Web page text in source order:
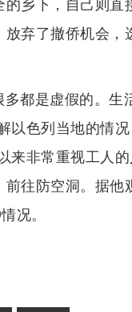
乡下，自己则直
弃了撤侨机会，
都是虚假的。生
以色列当地的情
来非常重视工人
往防空洞。据他
况。